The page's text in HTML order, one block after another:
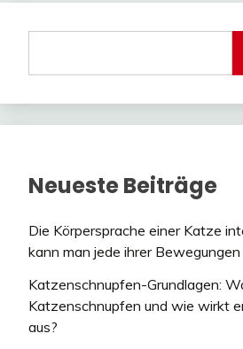
Neueste Beiträge
Die Körpersprache einer Katze
kann man jede ihrer
Katzenschnupfen-Grundlagen:
Katzenschnupfen und wie wirkt
aus?